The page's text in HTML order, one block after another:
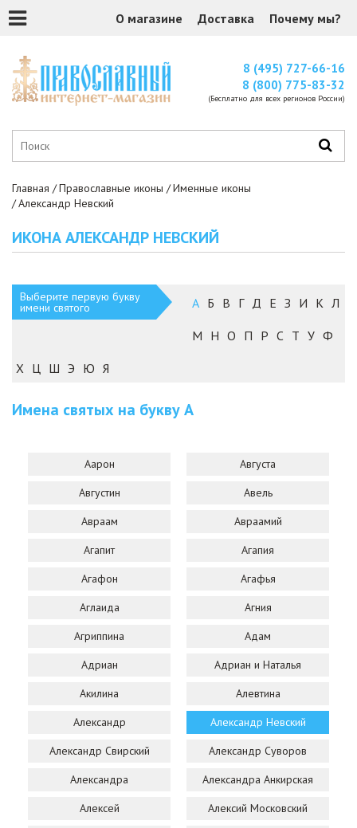
О магазине Доставка Почему мы?
8 (495) 727-66-16
8 (800) 775-83-32
(Бесплатно для всех регионов России)
Главная Православные иконы
Именные иконы
Александр Невский
ИКОНА АЛЕКСАНДР НЕВСКИЙ
Выберите первую букву
имени святого А Б В Г Д Е З И К Л
М Н О П Р С Т У Ф
Х Ц Ш Э Ю Я
Имена святых на буквуА
Аарон
Августа
Августин
Авель
Авраам
Авраамий
Агапит
Агапия
Агафон
Агафья
Аглаида
Агния
Агриппина
Адам
Адриан
Адриан и Наталья
Акилина
Алевтина
Александр
Александр Невский
Александр Свирский
Александр Суворов
Александра
Александра Анкирская
Алексей
Алексий Московский